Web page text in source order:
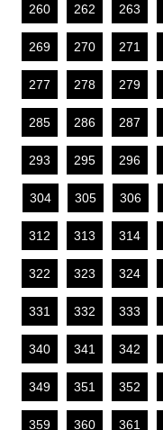
260 262 263
269 270 271
277 278 279
285 286 287
293 295 296
304 305 306
312 313 314
322 323 324
331 332 333
340 341 342
349 351 352
359 360 361